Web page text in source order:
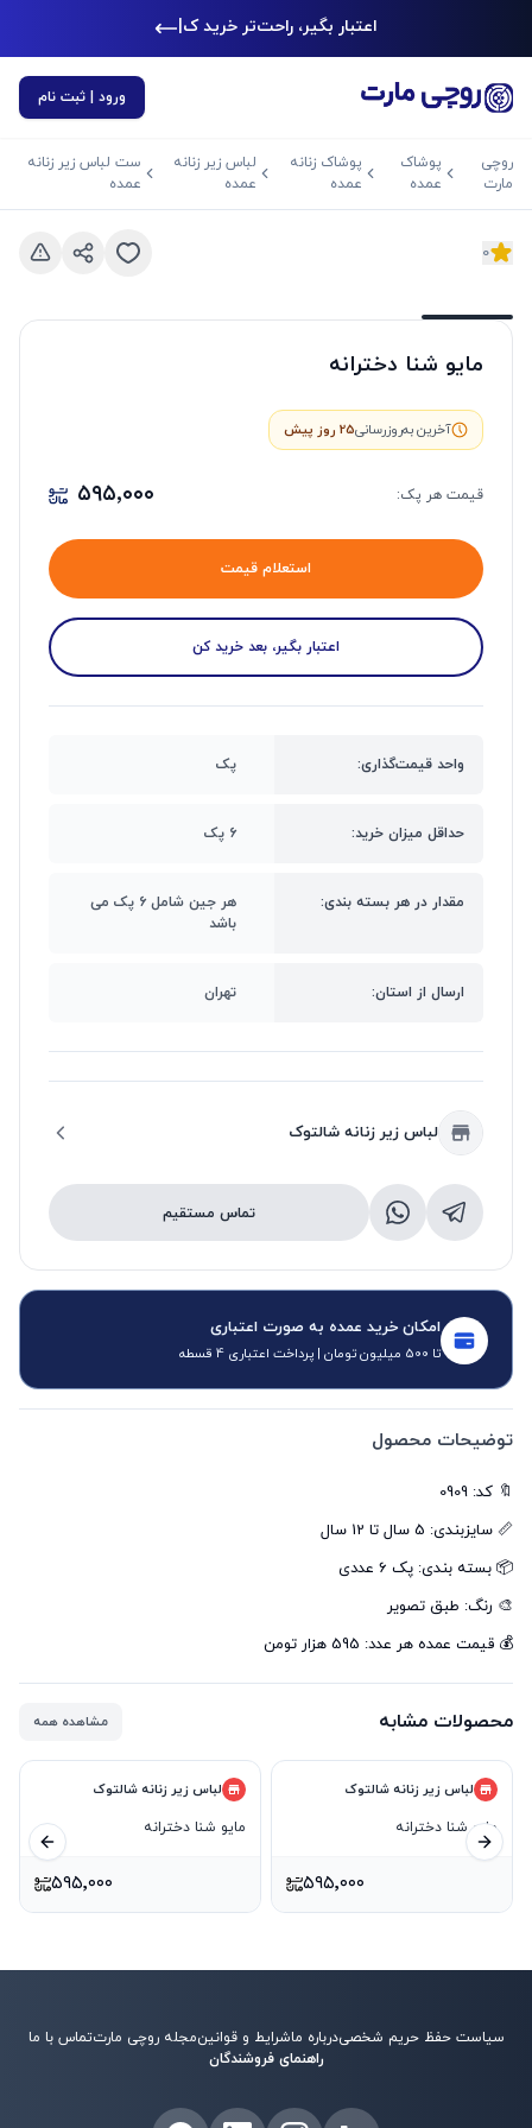
اعتبار بگیر، راحت‌تر خرید کن |
ورود | ثبت نام
روچی
مارت
پوشاک
عمده
پوشاک زنانه
عمده
لباس زیر زنانه
عمده
ست لباس زیر زنانه
عمده
0
مایو شنا دخترانه
آخرین به‌روزرسانی25 روز پیش
قیمت هر پک: ۵۹۵٬۰۰۰
استعلام قیمت
اعتبار بگیر، بعد خرید کن
واحد قیمت‌گذاری: پک
حداقل میزان خرید: ۶ پک
مقدار در هر بسته بندی:
هر جین شامل ۶ پک می
باشد
ارسال از استان: تهران
لباس زیر زنانه شالتوک
تماس مستقیم
امکان خرید عمده به صورت اعتباری
تا 500 میلیون تومان | پرداخت اعتباری 4 قسطه
توضیحات محصول
💰 قیمت عمده هر عدد: 595 هزار تومن
محصولات مشابه مشاهده همه
لباس زیر زنانه شالتوک
مایو شنا دخترانه
۵۹۵٬۰۰۰
لباس زیر زنانه شالتوک
مایو شنا دخترانه
۵۹۵٬۰۰۰
اسلاید قبلی بعدی
سیاست حفظ حریم شخصیدرباره ماشرایط و قوانینمجله روچی مارتتماس با ما
راهنمای فروشندگان